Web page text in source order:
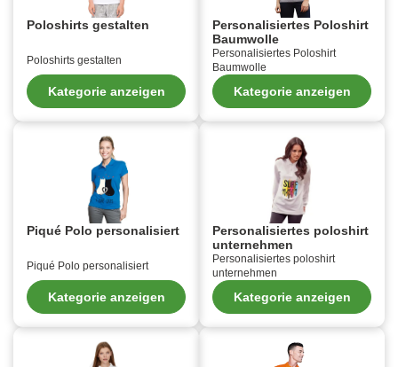
Poloshirts gestalten
Poloshirts gestalten
Kategorie anzeigen
Personalisiertes Poloshirt
Baumwolle
Personalisiertes Poloshirt
Baumwolle
Kategorie anzeigen
Piqué Polo personalisiert
Piqué Polo personalisiert
Kategorie anzeigen
Personalisiertes poloshirt
unternehmen
Personalisiertes poloshirt
unternehmen
Kategorie anzeigen